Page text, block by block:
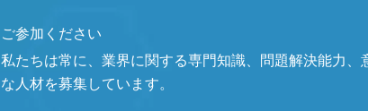
ご参加ください
私たちは常に、業界に関する専門知識、問題解決能力、
な人材を募集しています。